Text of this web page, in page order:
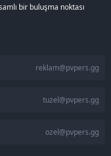
bir buluşma noktası
reklam@pvpers.gg
tuzel@pvpers.gg
ozel@pvpers.gg